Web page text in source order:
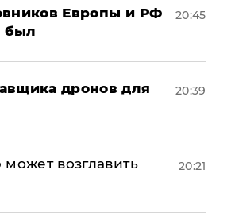
Европы и РФ
был
20:45
дронов для
20:39
возглавить
20:21